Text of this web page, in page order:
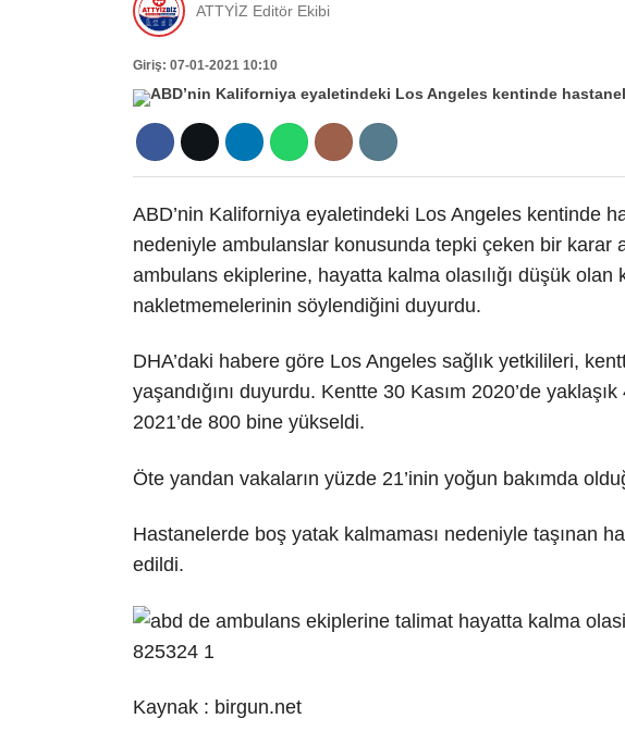
ATTYİZ Editör Ekibi
Giriş: 07-01-2021 10:10
ABD’nin Kaliforniya eyaletindeki Los Angeles kentinde
nedeniyle ambulanslar konusunda tepki çeken bir karar
ambulans ekiplerine, hayatta kalma olasılığı düşük olan
nakletmemelerinin söylendiğini duyurdu.
DHA’daki habere göre Los Angeles sağlık yetkilileri,
yaşandığını duyurdu. Kentte 30 Kasım 2020’de
2021’de 800 bine yükseldi.
Öte yandan vakaların yüzde 21’inin yoğun bakımda
Hastanelerde boş yatak kalmaması nedeniyle taşınan
edildi.
Kaynak : birgun.net